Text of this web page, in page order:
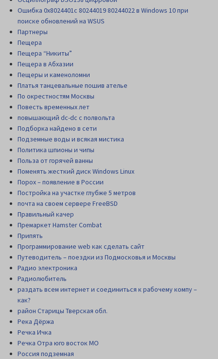
Ошибка 0x8024401c 80244019 80244022 в Windows 10 при
поиске обновлений на WSUS
Партнеры
Пещера
Пещера “Никиты”
Пещера в Абхазии
Пещеры и каменоломни
Платья танцевальные пошив ателье
По окрестностям Москвы
Повесть временных лет
повышающий dc-dc с полвольта
Подборка найдено в сети
Подземные воды и всякая мистика
Политика шпионы и чипы
Польза от горячей ванны
Поменять жесткий диск Windows Linux
Порох – появление в России
Постройка на участке глубже 5 метров
почта на своем сервере FreeBSD
Правильный качер
Премаркет Hamster Combat
Припять
Программирование web как сделать сайт
Путеводитель – поездки из Подмосковья и Москвы
Радио электроника
Радиолюбитель
раздать всем интернет и соединиться к рабочему компу –
как?
район Старицы Тверская обл.
Река Дёржа
Речка Ичка
Речка Отра юго восток МО
Россия подземная